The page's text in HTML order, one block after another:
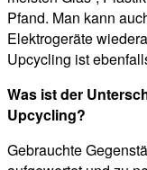
Pfand. Man kann
Elektrogeräte
Upcycling ist
Was ist der
Upcycling?
Gebrauchte